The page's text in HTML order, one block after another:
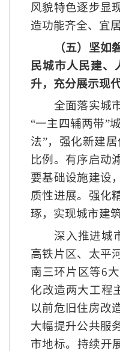
风貌特色逐步显
造功能齐全、宜
（五）坚
民城市人民建
升，充分展示现
全面落实城市
“一主四辅两带”
法”，强化新建
比例。有序启动
要基础设施建设
质性进展。强化
琢，实现城市建
深入推进城市
高铁片区、太平
南三环片区等6
化改造两大工程
以前危旧住房改
大幅提升公共服
市地标。持续开